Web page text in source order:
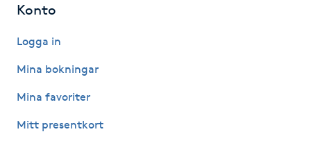
Hollywood Peel
Hot yoga
Hudföryngring
Konto
Logga in
Mina bokningar
Mina favoriter
Mitt presentkort